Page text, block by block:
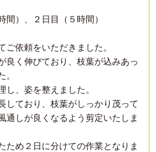
間）、２日目（５時間）
ご依頼をいただきました。
良く伸びており、枝葉が込みあっ
。
し、姿を整えました。
しており、枝葉がしっかり茂って
通しが良くなるよう剪定いたしま
ため２日に分けての作業となりま